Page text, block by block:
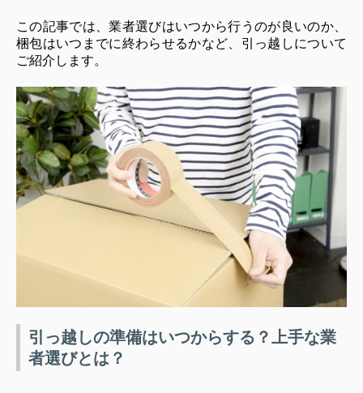
この記事では、業者選びはいつから行うのが良いのか、
梱包はいつまでに終わらせるかなど、引っ越しについて
ご紹介します。
引っ越しの準備はいつからする？上手な業
者選びとは？